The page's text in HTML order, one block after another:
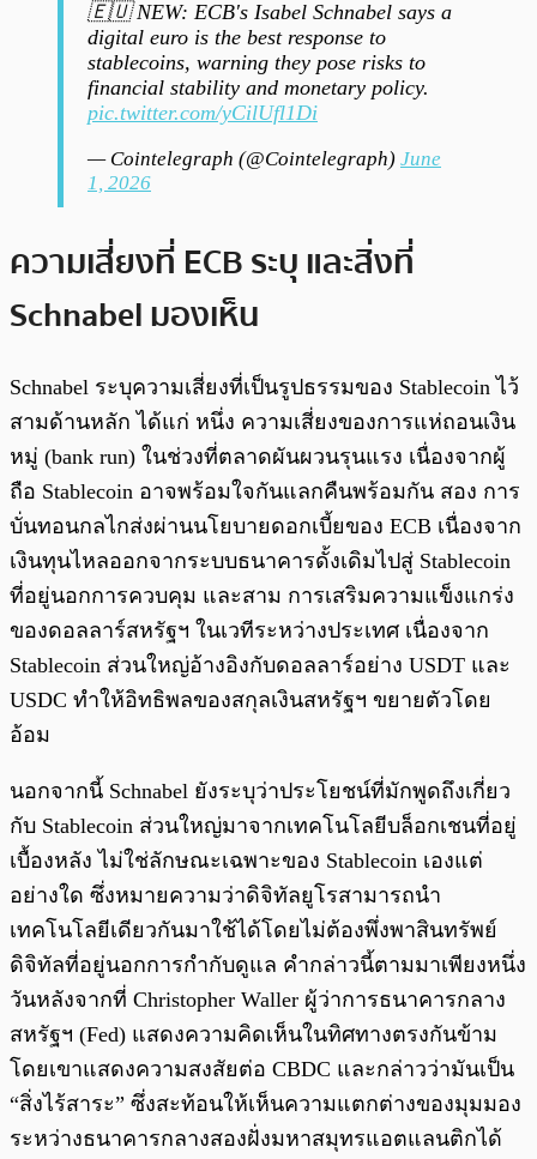
🇪🇺 NEW: ECB's Isabel Schnabel says a
digital euro is the best response to
stablecoins, warning they pose risks to
financial stability and monetary policy.
pic.twitter.com/yCilUfl1Di
— Cointelegraph (@Cointelegraph) June
1, 2026
ความเสี่ยงที่ ECB ระบุ และสิ่งที่
Schnabel มองเห็น
Schnabel ระบุความเสี่ยงที่เป็นรูปธรรมของ Stablecoin ไว้
สามด้านหลัก ได้แก่ หนึ่ง ความเสี่ยงของการแห่ถอนเงิน
หมู่ (bank run) ในช่วงที่ตลาดผันผวนรุนแรง เนื่องจากผู้
ถือ Stablecoin อาจพร้อมใจกันแลกคืนพร้อมกัน สอง การ
บั่นทอนกลไกส่งผ่านนโยบายดอกเบี้ยของ ECB เนื่องจาก
เงินทุนไหลออกจากระบบธนาคารดั้งเดิมไปสู่ Stablecoin
ที่อยู่นอกการควบคุม และสาม การเสริมความแข็งแกร่ง
ของดอลลาร์สหรัฐฯ ในเวทีระหว่างประเทศ เนื่องจาก
Stablecoin ส่วนใหญ่อ้างอิงกับดอลลาร์อย่าง USDT และ
USDC ทำให้อิทธิพลของสกุลเงินสหรัฐฯ ขยายตัวโดย
อ้อม
นอกจากนี้ Schnabel ยังระบุว่าประโยชน์ที่มักพูดถึงเกี่ยว
กับ Stablecoin ส่วนใหญ่มาจากเทคโนโลยีบล็อกเชนที่อยู่
เบื้องหลัง ไม่ใช่ลักษณะเฉพาะของ Stablecoin เองแต่
อย่างใด ซึ่งหมายความว่าดิจิทัลยูโรสามารถนำ
เทคโนโลยีเดียวกันมาใช้ได้โดยไม่ต้องพึ่งพาสินทรัพย์
ดิจิทัลที่อยู่นอกการกำกับดูแล คำกล่าวนี้ตามมาเพียงหนึ่ง
วันหลังจากที่ Christopher Waller ผู้ว่าการธนาคารกลาง
สหรัฐฯ (Fed) แสดงความคิดเห็นในทิศทางตรงกันข้าม
โดยเขาแสดงความสงสัยต่อ CBDC และกล่าวว่ามันเป็น
“สิ่งไร้สาระ” ซึ่งสะท้อนให้เห็นความแตกต่างของมุมมอง
ระหว่างธนาคารกลางสองฝั่งมหาสมุทรแอตแลนติกได้